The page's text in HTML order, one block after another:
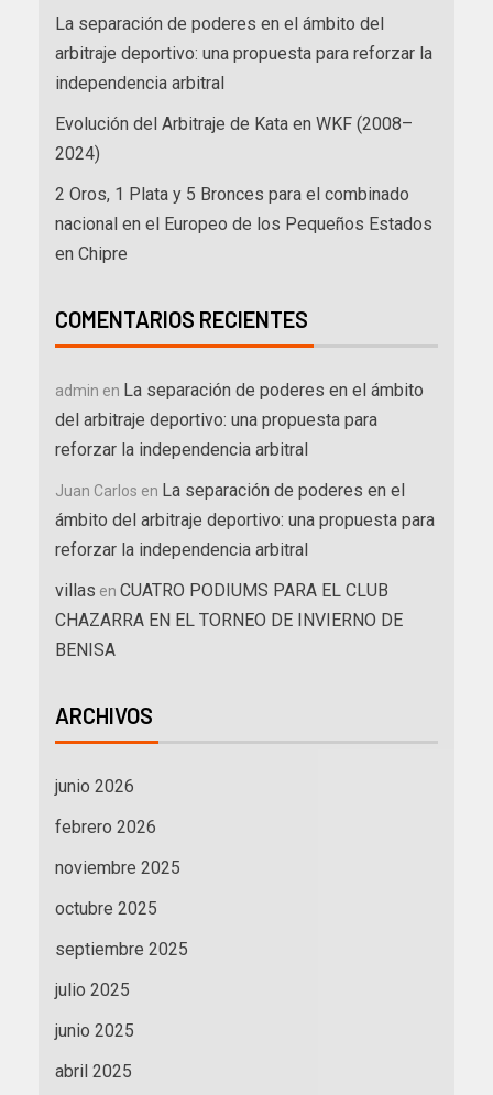
La separación de poderes en el ámbito del
arbitraje deportivo: una propuesta para reforzar la
independencia arbitral
Evolución del Arbitraje de Kata en WKF (2008–
2024)
2 Oros, 1 Plata y 5 Bronces para el combinado
nacional en el Europeo de los Pequeños Estados
en Chipre
COMENTARIOS RECIENTES
admin en La separación de poderes en el ámbito
del arbitraje deportivo: una propuesta para
reforzar la independencia arbitral
Juan Carlos en La separación de poderes en el
ámbito del arbitraje deportivo: una propuesta para
reforzar la independencia arbitral
villas en CUATRO PODIUMS PARA EL CLUB
CHAZARRA EN EL TORNEO DE INVIERNO DE
BENISA
ARCHIVOS
junio 2026
febrero 2026
noviembre 2025
octubre 2025
septiembre 2025
julio 2025
junio 2025
abril 2025